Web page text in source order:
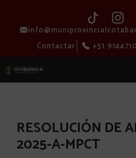
Contactar
+51
RESOLUCIÓN DE
2025-A-MPCT